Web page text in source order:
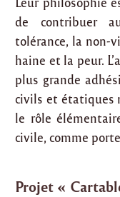
de contribuer
tolérance, la non-
haine et la peur.
plus grande
civils et étatiques
le rôle
civile, comme
Projet «